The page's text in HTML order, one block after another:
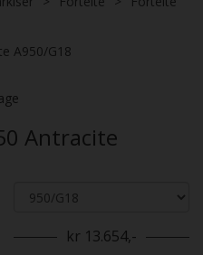
A950/G18
Antracite
kr 13.654,-